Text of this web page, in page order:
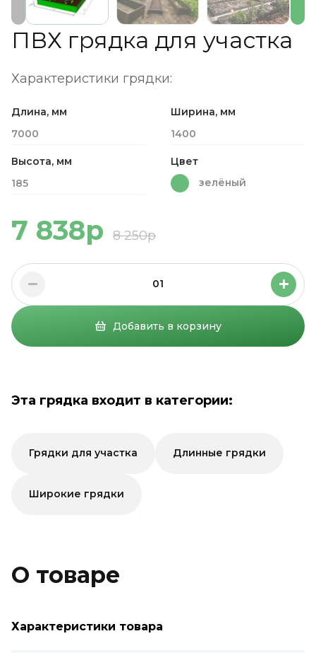
ПВХ грядка для участка
Характеристики грядки:
Длина, мм
7000
Ширина, мм
1400
Высота, мм
185
Цвет
зелёный
7 838р 8 250р
01
Добавить в корзину
Эта грядка входит в категории:
Грядки для участка Длинные грядки
Широкие грядки
О товаре
Характеристики товара